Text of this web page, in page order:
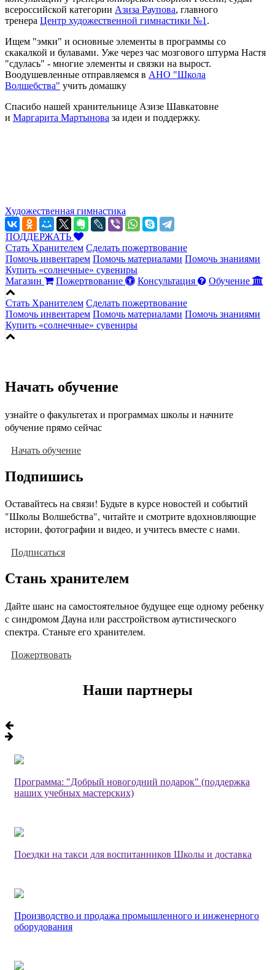
всероссийской категории Азиза Раупова, главного
тренера Центр художественной гимнастики №1 .
Ищем "эмки" и основные элементы в программы со
скакалкой и булавами. Уже через час мозгового штурма Настя
"сдулась" - многие элементы и связки на вырост.
Воодушевленные отправляемся в АНО "Школа
Волшебства" учить домашку
Спасибо нашей хранительнице Азизе Шавкатовне
и Маргарита Мартынова за идеи и поддержку.
Художественная гимнастика
ПОДДЕРЖАТЬ
Стать Хранителем Сделать пожертвование
Помочь инвентарем Помочь материалами Помочь знаниями
Купить «солнечные» сувениры
Магазин
Пожертвование Консультация Обучение
Стать Хранителем Сделать пожертвование
Помочь инвентарем Помочь материалами Помочь знаниями
Купить «солнечные» сувениры
Начать обучение
узнайте о факультетах и программах школы и начните
обучение прямо сейчас
Начать обучение
Подпишись
Оставайтесь на связи! Будьте в курсе новостей и событий
"Школы Волшебства", читайте и смотрите вдохновляющие
истории, фотографии и видео, и учитесь вместе с нами.
Подписаться
Стань хранителем
Дайте шанс на самостоятельное будущее еще одному ребенку
с синдромом Дауна или расстройством аутистического
спектра. Станьте его хранителем.
Пожертвовать
Наши партнеры
Программа: "Добрый новогодний подарок" (поддержка
наших учебных мастерских)
Поездки на такси для воспитанников Школы и доставка
Производство и продажа промышленного и инженерного
оборудования